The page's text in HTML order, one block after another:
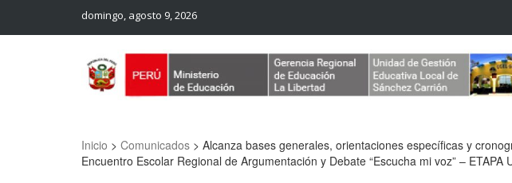
domingo, agosto 9, 2026
Inicio > Comunicados > Alcanza bases generales, orientaciones específicas y
Encuentro Escolar Regional de Argumentación y Debate “Escucha mi voz” – ETAPA